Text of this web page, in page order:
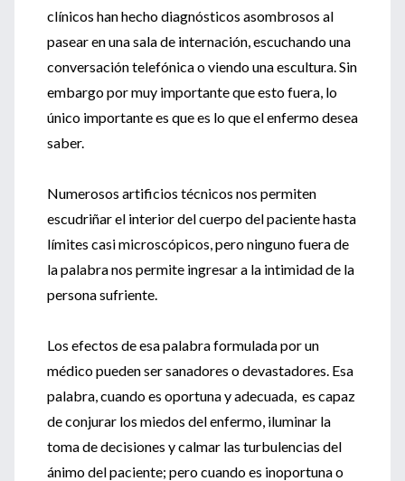
clínicos han hecho diagnósticos asombrosos al
pasear en una sala de internación, escuchando una
conversación telefónica o viendo una escultura. Sin
embargo por muy importante que esto fuera, lo
único importante es que es lo que el enfermo desea
saber.
Numerosos artificios técnicos nos permiten
escudriñar el interior del cuerpo del paciente hasta
límites casi microscópicos, pero ninguno fuera de
la palabra nos permite ingresar a la intimidad de la
persona sufriente.
Los efectos de esa palabra formulada por un
médico pueden ser sanadores o devastadores. Esa
palabra, cuando es oportuna y adecuada, es capaz
de conjurar los miedos del enfermo, iluminar la
toma de decisiones y calmar las turbulencias del
ánimo del paciente; pero cuando es inoportuna o